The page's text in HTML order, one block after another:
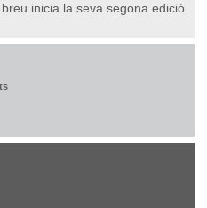
inicia la seva segona edició.